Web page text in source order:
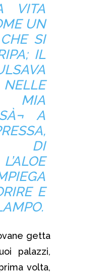
VITA
UN
SI
IL
MIA
A
DI
E
getta
palazzi,
volta,